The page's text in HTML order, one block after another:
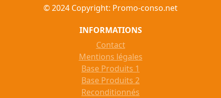
© 2024 Copyright: Promo-conso.net
INFORMATIONS
Contact
Mentions légales
Base Produits 1
Base Produits 2
Reconditionnés